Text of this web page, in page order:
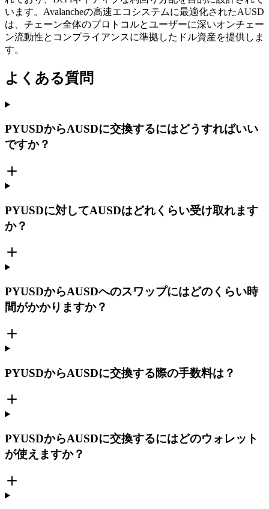
います。Avalancheの高速エコシステムに最適化されたAUSD
は、チェーン全体のプロトコルとユーザーに深いオンチェー
ン流動性とコンプライアンスに準拠したドル資産を提供しま
す。
よくある質問
PYUSDからAUSDに交換するにはどうすればいい
ですか？
PYUSDに対してAUSDはどれくらい受け取れます
か？
PYUSDからAUSDへのスワップにはどのくらい時
間がかかりますか？
PYUSDからAUSDに交換する際の手数料は？
PYUSDからAUSDに交換するにはどのウォレット
が使えますか？